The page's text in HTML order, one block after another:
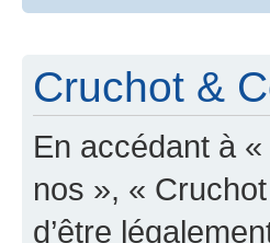
Cruchot &
En accédant à
nos », «
d’être